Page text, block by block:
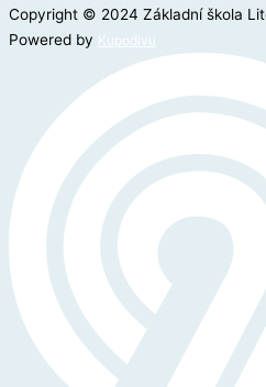
Copyright © 2024 Základní škola
Powered by Kupodivu